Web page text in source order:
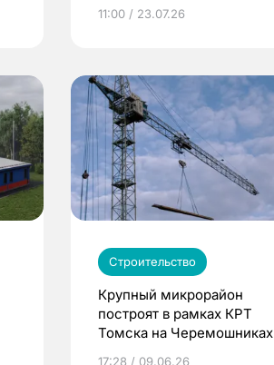
11:00 / 23.07.26
Строительство
Крупный микрорайон
построят в рамках КРТ
Томска на Черемошниках
17:28 / 09.06.26